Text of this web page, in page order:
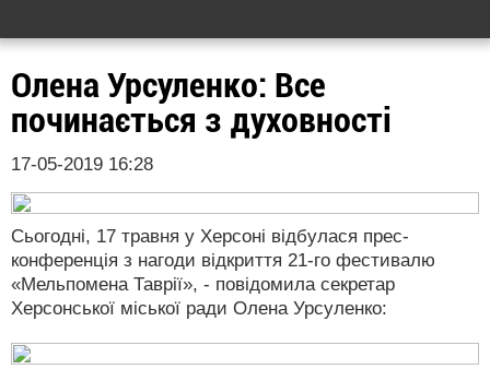
Олена Урсуленко: Все
починається з духовності
17-05-2019 16:28
Сьогодні, 17 травня у Херсоні відбулася прес-
конференція з нагоди відкриття 21-го фестивалю
«Мельпомена Таврії», - повідомила секретар
Херсонської міської ради Олена Урсуленко: